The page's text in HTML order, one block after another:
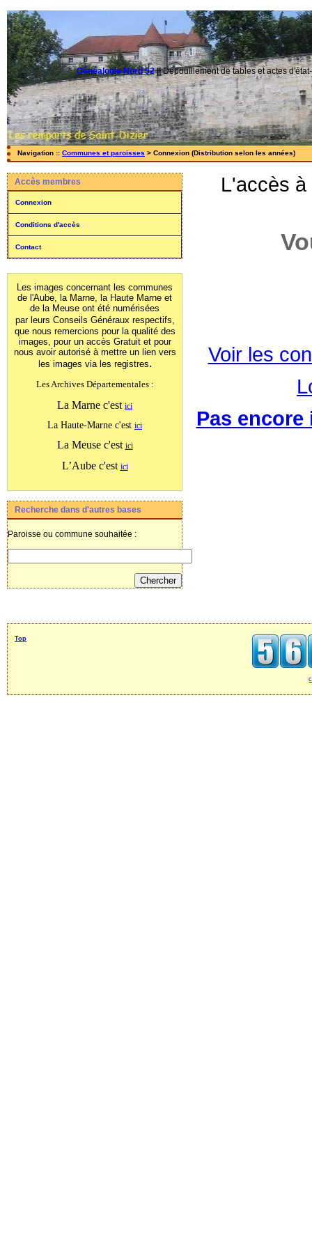
Généalogie Nord 52||Dépouillement de tables et actes
Navigation :: Communes et paroisses > Connexion (Distribution selon les années)
Accès membres
Connexion
Conditions d'accès
Contact
Les images concernant les communes
de l'Aube, la Marne, la Haute Marne et
de la Meuse ont été numérisées
par leurs Conseils Généraux respectifs,
que nous remercions pour la qualité des
images, pour un accès Gratuit et pour
nous avoir autorisé à mettre un lien vers
les images via les registres.
Les Archives Départementales :
La Marne c'est ici
La Haute-Marne c'est ici
La Meuse c'est ici
L’Aube c'est ici
Recherche dans d'autres bases
Paroisse ou commune souhaitée :
L'accès
Voir les
Pas
Top